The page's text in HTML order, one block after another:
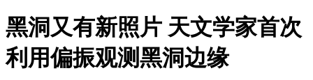
黑洞又有新照片 天文学家首次
利用偏振观测黑洞边缘